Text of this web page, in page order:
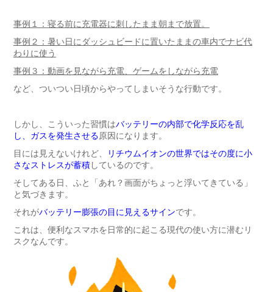
事例１：寝る前に充電器に刺したまま朝まで放置。
事例２：暑い日にダッシュビードに置いたままの車内でナビ代
わりに使う
事例３：動画を見ながら充電、ゲームをしながら充電
など、ついつい日頃からやってしまいそうな行動です。
しかし、こういった習慣はバッテリーの内部で化学反応を乱
し、ガスを発生させる原因になります。
目には見えないけれど、
リチウムイオンの世界ではその度に小
さなストレスが蓄積しているのです。
そしてある日、ふと「あれ？画面がちょっと浮いてきている」
と気づきます。
それがバッテリー膨張の目に見えるサインです。
これは、便利なスマホを日常的に起こる現代の使い方に潜むリ
スクなんです。